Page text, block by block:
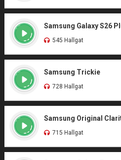
Samsung Galaxy S26
545 Hallgat
Samsung Trickie
728 Hallgat
Samsung Original
715 Hallgat